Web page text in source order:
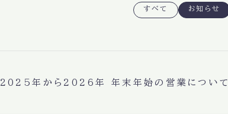
すべて お知らせ
2025年から2026年 年末年始の営業について